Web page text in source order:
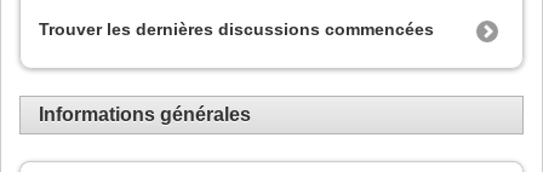
Trouver les dernières discussions commencées
Informations générales